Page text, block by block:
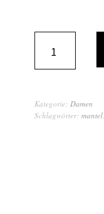
Kategorie: Damen
Schlagwörter: mantel,